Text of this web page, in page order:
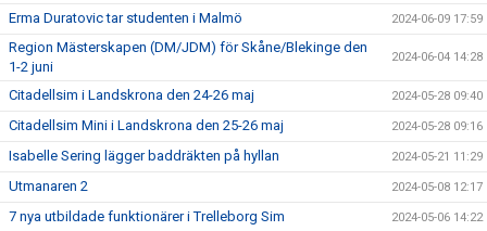
Erma Duratovic tar studenten i Malmö 2024-06-09 17:59
Region Mästerskapen (DM/JDM) för Skåne/Blekinge den
1-2 juni
2024-06-04 14:28
Citadellsim i Landskrona den 24-26 maj 2024-05-28 09:40
Citadellsim Mini i Landskrona den 25-26 maj 2024-05-28 09:16
Isabelle Sering lägger baddräkten på hyllan 2024-05-21 11:29
Utmanaren 2 2024-05-08 12:17
7 nya utbildade funktionärer i Trelleborg Sim 2024-05-06 14:22